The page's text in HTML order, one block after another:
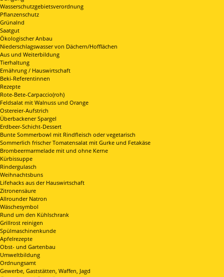
Wasserschutzgebietsverordnung
Pflanzenschutz
Grünalnd
Saatgut
Ökologischer Anbau
Niederschlagswasser von Dächern/Hofflächen
Aus und Weiterbildung
Tierhaltung
Ernährung / Hauswirtschaft
Beki-Referentinnen
Rezepte
Rote-Bete-Carpaccio(roh)
Feldsalat mit Walnuss und Orange
Ostereier-Aufstrich
Überbackener Spargel
Erdbeer-Schicht-Dessert
Bunte Sommerbowl mit Rindfleisch oder vegetarisch
Sommerlich frischer Tomatensalat mit Gurke und Fetakäse
Brombeermarmelade mit und ohne Kerne
Kürbissuppe
Rindergulasch
Weihnachtsbuns
Lifehacks aus der Hauswirtschaft
Zitronensäure
Allrounder Natron
Wäschesymbol
Rund um den Kühlschrank
Grillrost reinigen
Spülmaschinenkunde
Apfelrezepte
Obst- und Gartenbau
Umweltbildung
Ordnungsamt
Gewerbe, Gaststätten, Waffen, Jagd